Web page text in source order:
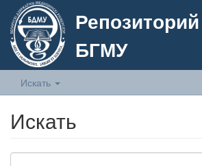
Репозиторий
БГМУ
Искать
Искать